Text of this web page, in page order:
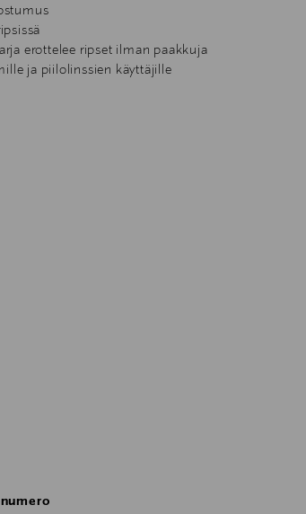
erottelee ripset ilman paakkuja
ja piilolinssien käyttäjille
-maskaraa ripsien tyvestä kärkeen kerros